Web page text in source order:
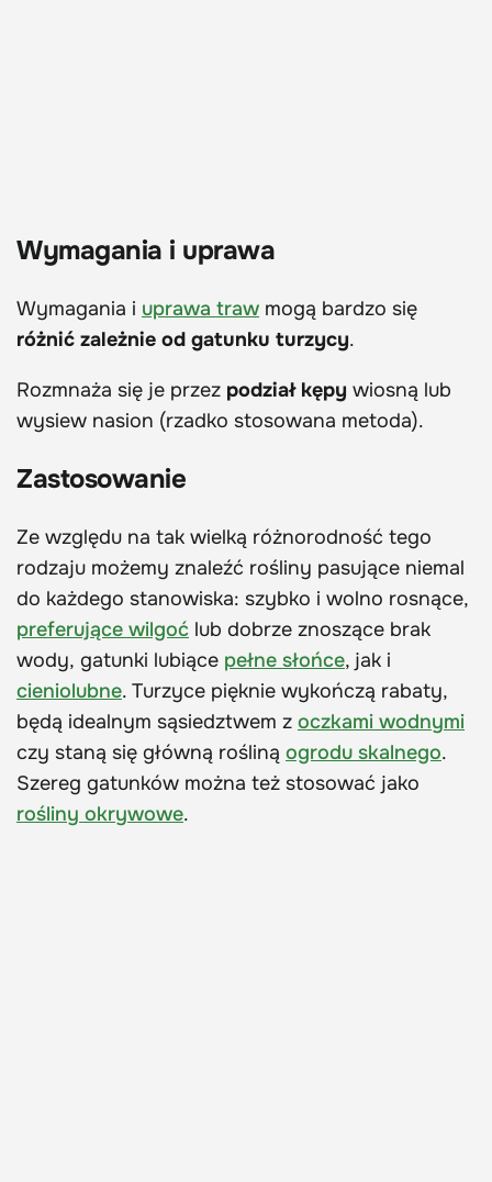
Wymagania i uprawa
Wymagania i uprawa traw mogą bardzo się
różnić zależnie od gatunku turzycy.
Rozmnaża się je przez podział kępy wiosną lub
wysiew nasion (rzadko stosowana metoda).
Zastosowanie
Ze względu na tak wielką różnorodność tego
rodzaju możemy znaleźć rośliny pasujące niemal
do każdego stanowiska: szybko i wolno rosnące,
preferujące wilgoć lub dobrze znoszące brak
wody, gatunki lubiące pełne słońce, jak i
cieniolubne. Turzyce pięknie wykończą rabaty,
będą idealnym sąsiedztwem z oczkami wodnymi
czy staną się główną rośliną ogrodu skalnego.
Szereg gatunków można też stosować jako
rośliny okrywowe.